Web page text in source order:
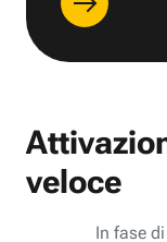
veloce
In fase